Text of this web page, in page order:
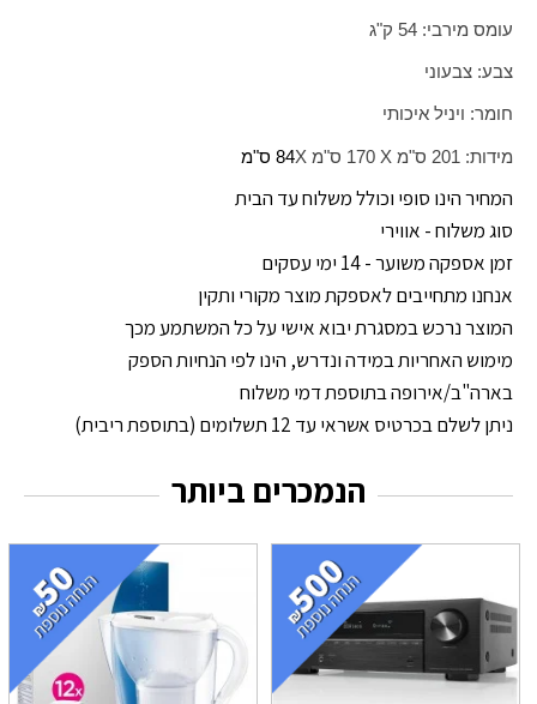
עומס מירבי: 54 ק"ג
צבע: צבעוני
חומר: ויניל איכותי
מידות: 201 ס"מ X
X84 ס"מ
המחיר הינו סופי וכולל משלוח עד הבית
סוג משלוח - אווירי
זמן אספקה משוער - 14 ימי עסקים
אנחנו מתחייבים לאספקת מוצר מקורי ותקין
המוצר נרכש במסגרת יבוא אישי על כל המשתמע מכך
מימוש האחריות במידה ונדרש, הינו לפי הנחיות הספק
בארה"ב/אירופה בתוספת דמי משלוח
ניתן לשלם בכרטיס אשראי עד 12 תשלומים (בתוספת ריבית)
הנמכרים ביותר